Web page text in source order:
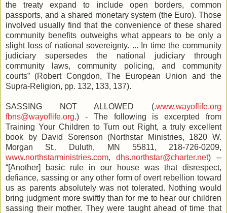
the treaty expand to include open borders, common
passports, and a shared monetary system (the Euro). Those
involved usually find that the convenience of these shared
community benefits outweighs what appears to be only a
slight loss of national sovereignty. ... In time the community
judiciary supersedes the national judiciary through
community laws, community policing, and community
courts” (Robert Congdon, The European Union and the
Supra-Religion, pp. 132, 133, 137).
SASSING NOT ALLOWED (.www.wayoflife.org
fbns@wayoflife.org.) - The following is excerpted from
Training Your Children to Turn out Right, a truly excellent
book by David Sorenson (Northstar Ministries, 1820 W.
Morgan St., Duluth, MN 55811, 218-726-0209,
www.northstarministries.com, dhs.northstar@charter.net) --
“[Another] basic rule in our house was that disrespect,
defiance, sassing or any other form of overt rebellion toward
us as parents absolutely was not tolerated. Nothing would
bring judgment more swiftly than for me to hear our children
sassing their mother. They were taught ahead of time that